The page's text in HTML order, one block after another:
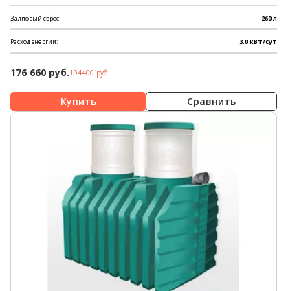
Залповый сброс: 260 л
Расход энергии: 3.0 кВт/сут
176 660 руб.194400 руб.
Сравнить